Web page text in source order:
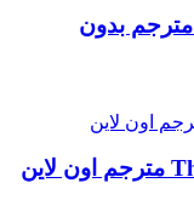
فيلم The Devil's Mouth 2026 مترجم بدون